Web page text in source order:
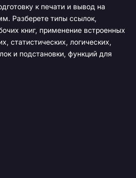
к печати и вывод на
Разберете типы ссылок,
книг, применение встроенных
статистических, логических,
и подстановки, функций для